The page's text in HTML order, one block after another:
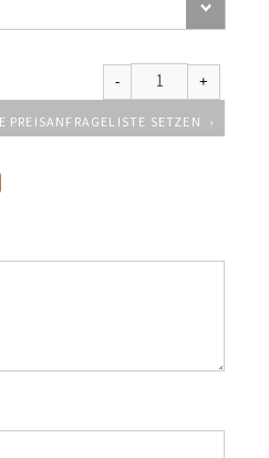
PREISANFRAGELISTE SETZEN